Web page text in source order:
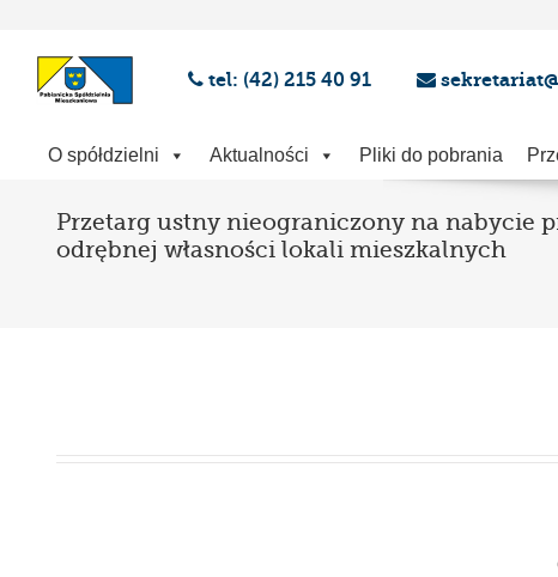
tel: (42) 215 40 91
O spółdzielni Aktualności Pliki do pobrania
Przetarg ustny nieograniczony na nabycie
odrębnej własności lokali mieszkalnych